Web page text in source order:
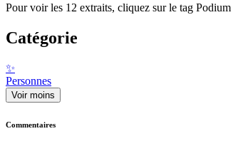
Pour voir les 12 extraits, cliquez sur le tag Podium
Catégorie
✨
Personnes
Voir moins
Commentaires